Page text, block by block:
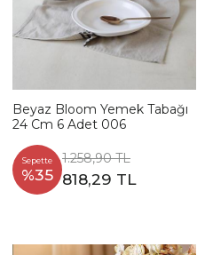
Beyaz Bloom Yemek Tabağı
24 Cm 6 Adet 006
Sepette
%35
1.258,90 TL
818,29 TL